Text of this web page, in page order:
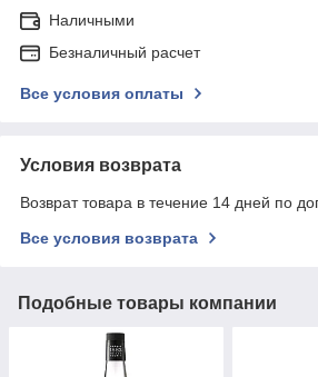
Наличными
Безналичный расчет
Все условия оплаты
Условия возврата
Возврат товара в течение 14 дней по
Все условия возврата
Подобные товары компании